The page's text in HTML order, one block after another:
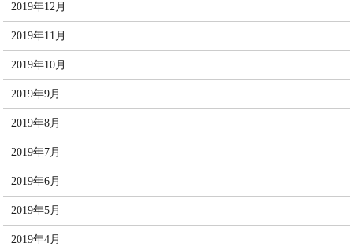
2019年12月
2019年11月
2019年10月
2019年9月
2019年8月
2019年7月
2019年6月
2019年5月
2019年4月